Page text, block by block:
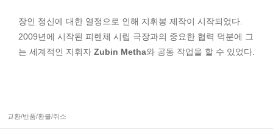
장인 정신에 대한 열정으로 인해 지휘봉 제작이 시작되었다.
2009년에 시작된 피렌체 시립 극장과의 중요한 협력 덕분에 그
는 세계적인 지휘자 Zubin Metha와 공동 작업을 할 수 있었다.
교환/반품/환불/취소